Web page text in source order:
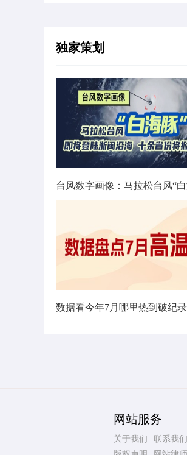
独家策划
网站服务
关于我们 联系我们